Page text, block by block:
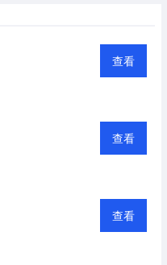
查看
查看
查看